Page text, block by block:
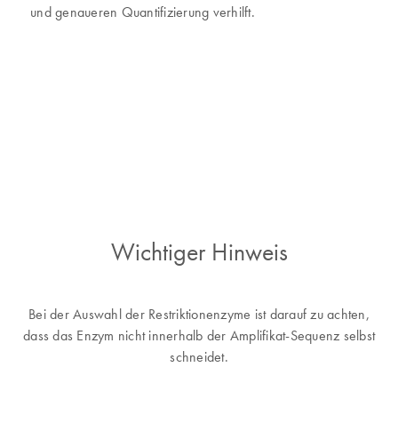
und genaueren Quantifizierung verhilft.
Wichtiger Hinweis
Bei der Auswahl der Restriktionenzyme ist darauf zu achten,
dass das Enzym nicht innerhalb der Amplifikat-Sequenz selbst
schneidet.